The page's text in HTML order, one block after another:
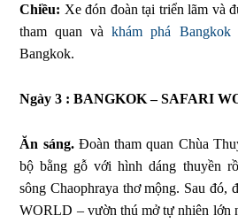
Chiều: Xe đón đoàn tại triển lãm và
tham quan và khám phá Bangkok
Bangkok.
Ngày 3 : BANGKOK – SAFARI
Ăn sáng.Đoàn tham quan Chùa
bộ bằng gỗ với hình dáng thuyền
sông Chaophraya thơ mộng. Sau đó,
WORLD – vườn thú mở tự nhiên lớn